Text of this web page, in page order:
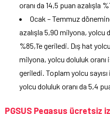
oranı da 14,5 puan azalışla
Ocak – Temmuz
azalışla 5,90 milyona, yolcu
%85,1’e geriledi. Dış hat
milyona, yolcu doluluk oranı
geriledi. Toplam yolcu
yolcu doluluk oranı da 5,4
PGSUS Pegasus ücretsiz